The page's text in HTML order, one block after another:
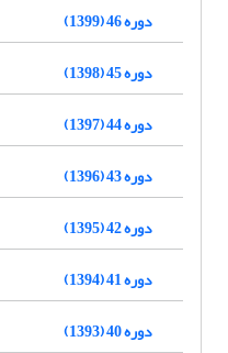
دوره 46 (1399)
دوره 45 (1398)
دوره 44 (1397)
دوره 43 (1396)
دوره 42 (1395)
دوره 41 (1394)
دوره 40 (1393)